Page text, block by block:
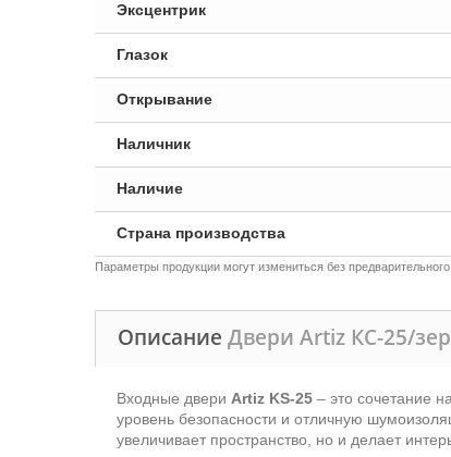
Эксцентрик
Глазок
Открывание
Наличник
Наличие
Страна производства
Параметры продукции могут измениться без
Описание Двери Artiz КС-25/
Входные двери Artiz KS-25 – это сочетание
уровень безопасности и отличную
увеличивает пространство, но и делает